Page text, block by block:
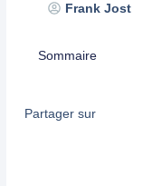
Frank Jost
Sommaire
Partager sur